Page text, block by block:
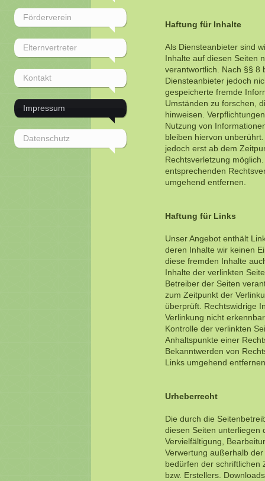
Förderverein
Elternvertreter
Kontakt
Impressum
Datenschutz
Haftung für Inhalte
Als Diensteanbieter sind
Inhalte auf diesen Seiten
verantwortlich. Nach §§ 8
Diensteanbieter jedoch
gespeicherte fremde
Umständen zu forschen,
hinweisen.
Nutzung von
bleiben hiervon
jedoch erst ab dem
Rechtsverletzung
entsprechenden
umgehend entfernen.
Haftung für Links
Unser Angebot enthält
deren Inhalte wir keinen
diese fremden Inhalte
Inhalte der verlinkten
Betreiber der Seiten
zum Zeitpunkt der
überprüft. Rechtswidrige
Verlinkung nicht
Kontrolle der verlinkten
Anhaltspunkte einer
Bekanntwerden von
Links umgehend
Urheberrecht
Die durch die
diesen Seiten unterliegen
Vervielfältigung,
Verwertung außerhalb
bedürfen der schriftlichen
bzw. Erstellers.